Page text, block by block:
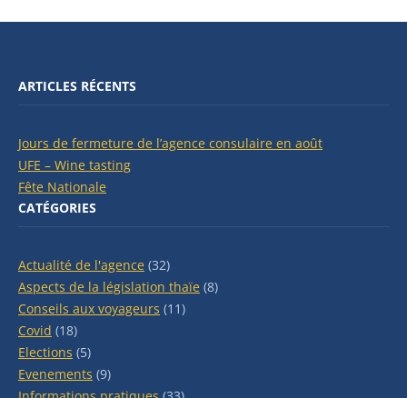
ARTICLES RÉCENTS
Jours de fermeture de l’agence consulaire en août
UFE – Wine tasting
Fête Nationale
CATÉGORIES
Actualité de l'agence (32)
Aspects de la législation thaïe (8)
Conseils aux voyageurs (11)
Covid (18)
Elections (5)
Evenements (9)